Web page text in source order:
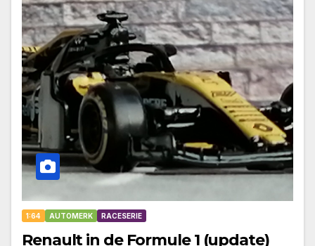
1:64 AUTOMERK RACESERIE
Renault in de Formule 1 (update)